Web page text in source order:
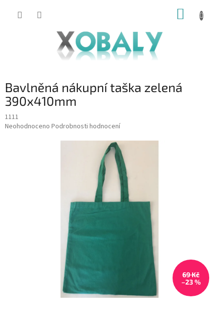
KOŠÍK
Bavlněná nákupní taška zelená
390x410mm
1111
Průměrné
Neohodnoceno Podrobnosti hodnocení
69 Kč
–23 %